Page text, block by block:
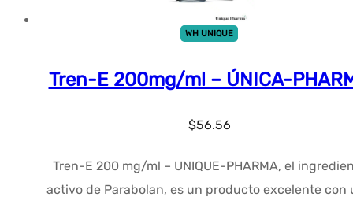
WH UNIQUE
Tren-E 200mg/ml – ÚNICA-
$56.56
Tren-E 200 mg/ml – UNIQUE-PHARMA, el
activo de Parabolan, es un producto excelente con